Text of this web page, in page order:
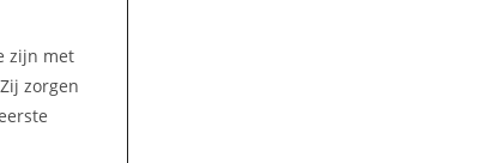
zijn met
zorgen